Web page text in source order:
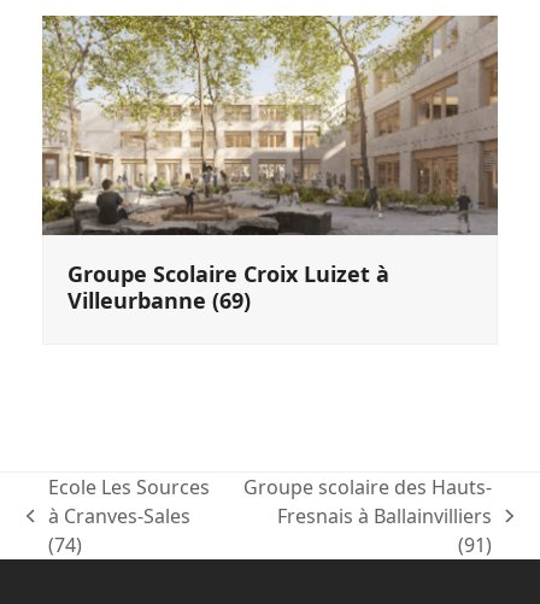
Groupe Scolaire Croix Luizet à
Villeurbanne (69)
previous
post:
Ecole Les Sources
à Cranves-Sales
(74)
next
post:
Groupe scolaire des Hauts-
Fresnais à Ballainvilliers
(91)